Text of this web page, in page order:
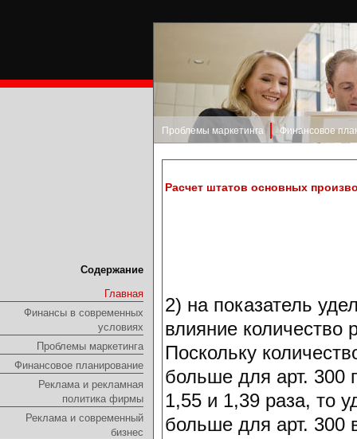
Содержание
Главная
Финансы в современных
условиях
Проблемы маркетинга
Финансовое планирование
Реклама и рекламная
политика фирмы
Реклама и современный
бизнес
Проблемы маркетинга Финансовое
Расчет штатов основных
2) на показатель
влияние количество
Поскольку
больше для арт. 300
1,55 и 1,39 раза, то
больше для арт. 300